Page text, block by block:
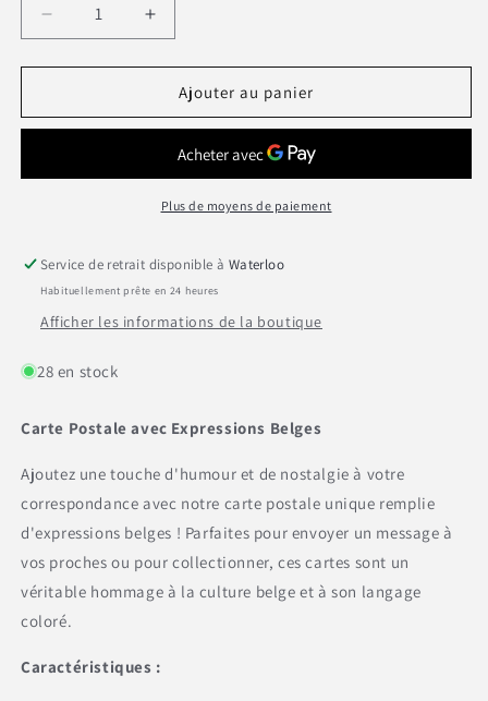
Réduire
la
quantité
Carte
Forever&quot;
Augmenter
la
quantité
Carte
&quot;Bountje
Forever&quot;
Ajouter au panier
Plus de moyens de paiement
Service de retrait disponible à Waterloo
Habituellement prête en 24 heures
Afficher les informations de la boutique
28 en stock
Carte Postale avec Expressions Belges
Ajoutez une touche d'humour et de nostalgie à votre
correspondance avec notre carte postale unique remplie
d'expressions belges ! Parfaites pour envoyer un message à
vos proches ou pour collectionner, ces cartes sont un
véritable hommage à la culture belge et à son langage
coloré.
Caractéristiques :